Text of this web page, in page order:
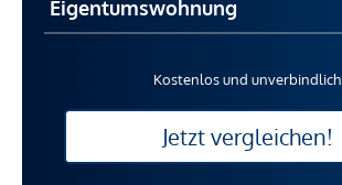
Kostenlos und unverbindlich
Jetzt vergleichen!